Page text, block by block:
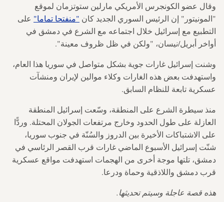
وقال عضو الكونجرس الأمريكي مارلين ستوتزمان لموقع
"المونيتور" إن الرئيس السوري الجديد كان "منفتحا تماما" على
التطبيع مع إسرائيل خلال اجتماعه مع الشرع في دمشق في
أواخر أبريل/نيسان، "ولكن في ظل ظروف معينة".
وشنت إسرائيل غارات جوية بشكل متواصل في سوريا هذا العام،
واستهدفت بعض هذه الغارات وكلاء موالين لإيران ومنشآت
عسكرية تابعة للنظام السابق.
منذ سيطرة الشرع على المنطقة، وسّعت إسرائيل المنطقة
العازلة على طول الحدود وخارج مرتفعات الجولان المحتلة. وردًّا
على الاشتباكات الأخيرة بين الدروز والسُنّة في جنوب سوريا،
شنّت إسرائيل الأسبوع الماضي غارات قرب القصر الرئاسي في
دمشق، تلتها موجة أخرى من الهجمات استهدفت مواقع عسكرية
قرب دمشق واللاذقية وحماة ودرعا.
هذه قصة عاجلة وسيتم تحديثها.